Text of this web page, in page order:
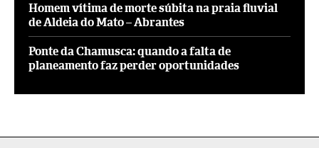
Homem vítima de morte súbita na praia fluvial
de Aldeia do Mato – Abrantes
Ponte da Chamusca: quando a falta de
planeamento faz perder oportunidades